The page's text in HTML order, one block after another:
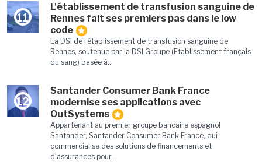
11
L'établissement de transfusion sanguine de
Rennes fait ses premiers pas dans le low
code
La DSI de l’établissement de transfusion sanguine de
Rennes, soutenue par la DSI Groupe (Etablissement français
du sang) basée à...
12
Santander Consumer Bank France
modernise ses applications avec
OutSystems
Appartenant au premier groupe bancaire espagnol
Santander, Santander Consumer Bank France, qui
commercialise des solutions de financements et
d'assurances pour...